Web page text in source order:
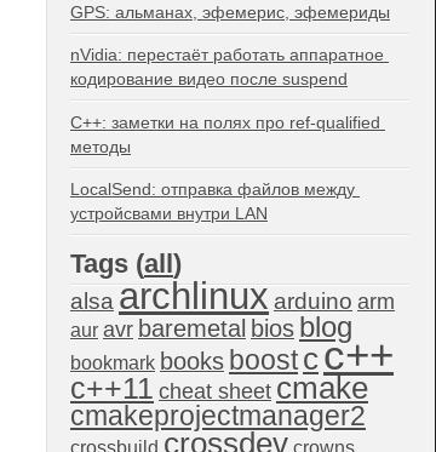
GPS: альманах, эфемерис, эфемериды
nVidia: перестаёт работать аппаратное
кодирование видео после suspend
C++: заметки на полях про ref-qualified
методы
LocalSend: отправка файлов между
устройсвами внутри LAN
Tags (all)
alsaarchlinux arduino arm
aur avr baremetal bios blog
bookmark books boost cc++
c++11 cheat sheet cmake
cmakeprojectmanager2
crossdev